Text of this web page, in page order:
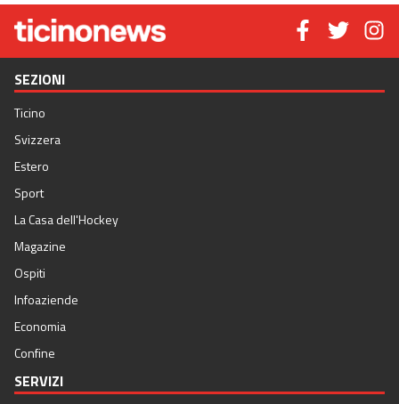
SEZIONI
Ticino
Svizzera
Estero
Sport
La Casa dell'Hockey
Magazine
Ospiti
Infoaziende
Economia
Confine
SERVIZI